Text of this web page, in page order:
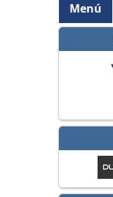
Menú